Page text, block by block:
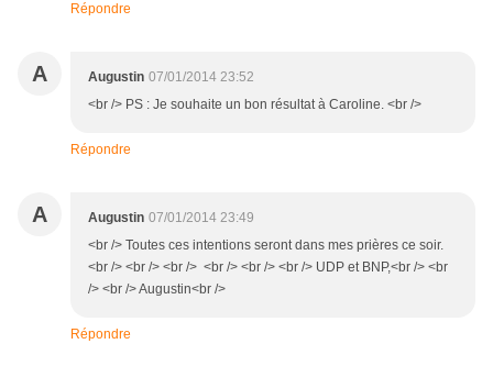
Répondre
A Augustin 07/01/2014 23:52
<br /> PS : Je souhaite un bon résultat à Caroline. <br />
Répondre
A Augustin 07/01/2014 23:49
<br /> Toutes ces intentions seront dans mes prières ce soir.
<br /> <br /> <br /> <br /> <br /> <br /> UDP et BNP,<br /> <br
/> <br /> Augustin<br />
Répondre